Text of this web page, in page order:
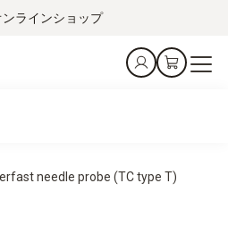
ラインショップ
needle probe (TC type T)